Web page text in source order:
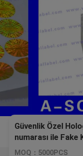
Güvenlik Özel
numarası ile Fake
MOQ：5000PCS